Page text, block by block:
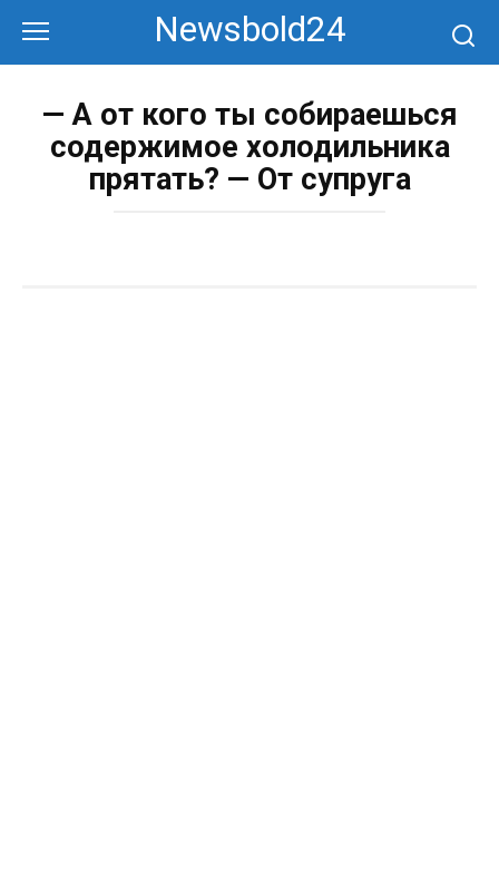
контенту
Newsbold24
— А от кого ты собираешься
содержимое холодильника
прятать? — От супруга